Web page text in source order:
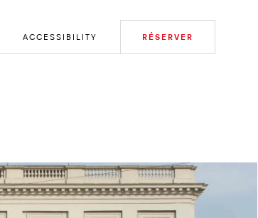
ACCESSIBILITY RÉSERVER